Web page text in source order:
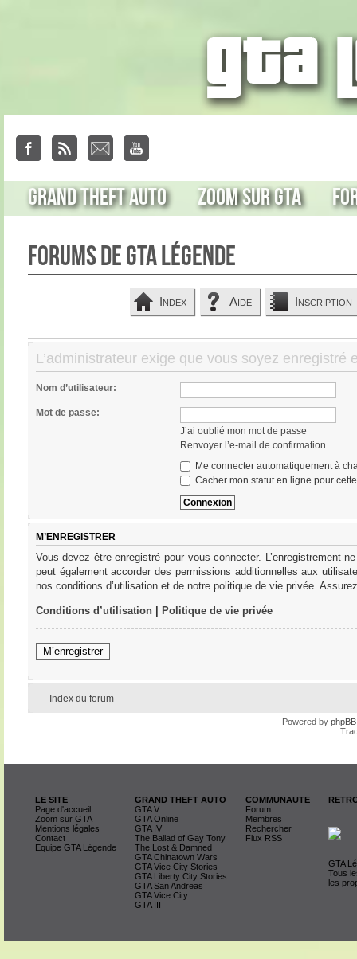
Grand Theft Auto Zoom sur GTA
Forums de GTA Légende
Index Aide Inscription
L’administrateur exige que vous soyez
Nom d’utilisateur:
Mot de passe:
J’ai oublié mon mot de passe
Renvoyer l’e-mail de confirmation
Me connecter automatiquement à
Cacher mon statut en ligne pour
M’ENREGISTRER
Vous devez être enregistré pour vous connecter. L’enregistrement
peut également accorder des permissions additionnelles aux
nos conditions d’utilisation et de notre politique de vie privée.
Conditions d’utilisation| Politique de vie privée
M’enregistrer
Index du forum
Powered by phpBB
LE SITE
Page d'accueil
Zoom sur GTA
Mentions légales
Contact
Equipe GTA Légende
GRAND THEFT AUTO
GTA V
GTA Online
GTA IV
The Ballad of Gay Tony
The Lost & Damned
GTA Chinatown Wars
GTA Vice City Stories
GTA Liberty City Stories
GTA San Andreas
GTA Vice City
GTA III
COMMUNAUTE
Forum
Membres
Rechercher
Flux RSS
GTA
Tous
les